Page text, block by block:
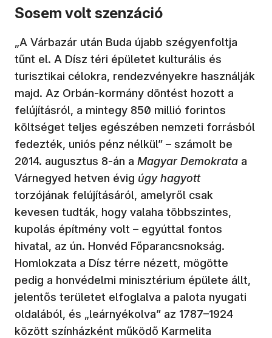
Sosem volt szenzáció
„A Várbazár után Buda újabb szégyenfoltja
tűnt el. A Dísz téri épületet kulturális és
turisztikai célokra, rendezvényekre használják
majd. Az Orbán-kormány döntést hozott a
felújításról, a mintegy 850 millió forintos
költséget teljes egészében nemzeti forrásból
fedezték, uniós pénz nélkül” – számolt be
2014. augusztus 8-án a Magyar Demokrata a
Várnegyed hetven évig úgy hagyott
torzójának felújításáról, amelyről csak
kevesen tudták, hogy valaha többszintes,
kupolás építmény volt – egyúttal fontos
hivatal, az ún. Honvéd Főparancsnokság.
Homlokzata a Dísz térre nézett, mögötte
pedig a honvédelmi minisztérium épülete állt,
jelentős területet elfoglalva a palota nyugati
oldalából, és „leárnyékolva” az 1787–1924
között színházként működő Karmelita